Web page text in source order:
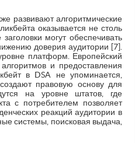
развивают алгоритмические
оказывается не столь
могут обеспечивать
доверия аудитории [7].
платформ. Европейский
и предоставления
в DSA не упоминается,
правовую основу для
на уровне штатов, где
с потребителем позволяет
реакций аудитории в
системы, поисковая выдача,